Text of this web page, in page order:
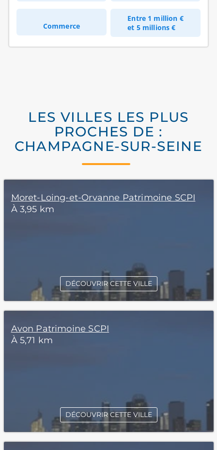
Commerce
Entre 1 million €
et 5 millions €
LES VILLES LES PLUS
PROCHES DE :
CHAMPAGNE-SUR-SEINE
Moret-Loing-et-Orvanne Patrimoine SCPI
À 3,95 km
DÉCOUVRIR CETTE VILLE
Avon Patrimoine SCPI
À 5,71 km
DÉCOUVRIR CETTE VILLE